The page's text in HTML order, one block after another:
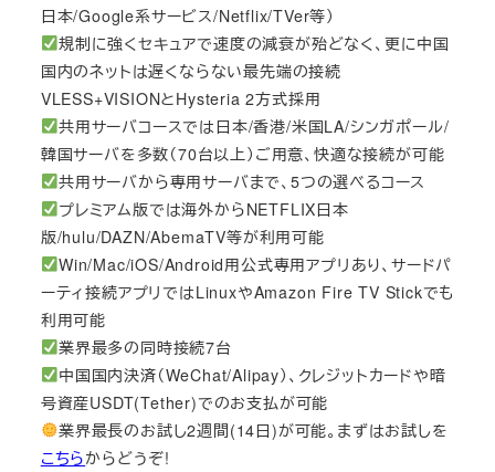
日本/Google系サービス/Netflix/TVer等）
規制に強くセキュアで速度の減衰が殆どなく、更に中国
国内のネットは遅くならない最先端の接続
VLESS+VISIONとHysteria 2方式採用
共用サーバコースでは日本/香港/米国LA/シンガポール/
韓国サーバを多数（70台以上）ご用意、快適な接続が可能
共用サーバから専用サーバまで、5つの選べるコース
プレミアム版では海外からNETFLIX日本
版/hulu/DAZN/AbemaTV等が利用可能
Win/Mac/iOS/Android用公式専用アプリあり、サードパ
ーティ接続アプリではLinuxやAmazon Fire TV Stickでも
利用可能
業界最多の同時接続7台
中国国内決済（WeChat/Alipay）、クレジットカードや暗
号資産USDT(Tether)でのお支払が可能
業界最長のお試し2週間(14日)が可能。まずはお試しを
こちらからどうぞ!